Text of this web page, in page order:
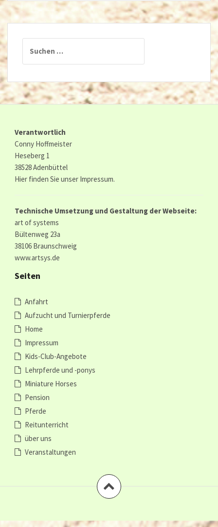
nach:
Verantwortlich
Conny Hoffmeister
Heseberg 1
38528 Adenbüttel
Hier finden Sie unser Impressum.
Technische Umsetzung und Gestaltung der Webseite:
art of systems
Bültenweg 23a
38106 Braunschweig
www.artsys.de
Seiten
Anfahrt
Aufzucht und Turnierpferde
Home
Impressum
Kids-Club-Angebote
Lehrpferde und -ponys
Miniature Horses
Pension
Pferde
Reitunterricht
über uns
Veranstaltungen